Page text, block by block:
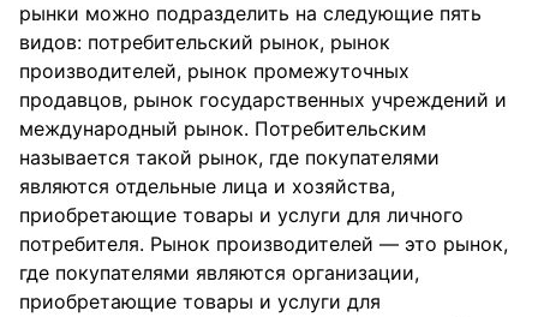
рынки можно подразделить на следующие пять
видов: потребительский рынок, рынок
производителей, рынок промежуточных
продавцов, рынок государственных учреждений и
международный рынок. Потребительским
называется такой рынок, где покупателями
являются отдельные лица и хозяйства,
приобретающие товары и услуги для личного
потребителя. Рынок производителей — это рынок,
где покупателями являются организации,
приобретающие товары и услуги для